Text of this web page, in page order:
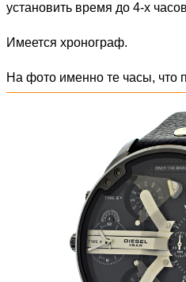
установить время до 4-х
Имеется хронограф.
На фото именно те часы, что